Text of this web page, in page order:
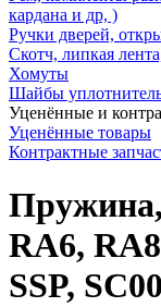
кардана и др, )
Ручки дверей,
Скотч, липкая
Хомуты
Шайбы
Уценённые и
Уценённые товары
Контрактные
RA6,
SSP,